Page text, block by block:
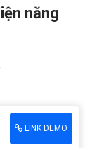
năng
LINK DEMO